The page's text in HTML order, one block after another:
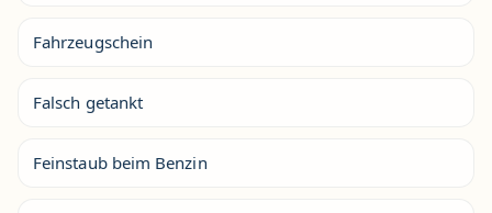
Fahrzeugschein
Falsch getankt
Feinstaub beim Benzin